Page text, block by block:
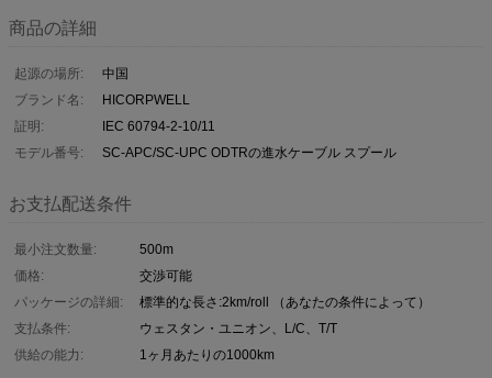
商品の詳細
起源の場所:
中国
ブランド名:
HICORPWELL
証明:
IEC 60794-2-10/11
モデル番号:
SC-APC/SC-UPC ODTRの進水ケーブル スプール
お支払配送条件
最小注文数量:
500m
価格:
交渉可能
パッケージの詳細:
標準的な長さ:2km/roll （あなたの条件によって）
支払条件:
ウェスタン・ユニオン、L/C、T/T
供給の能力:
1ヶ月あたりの1000km